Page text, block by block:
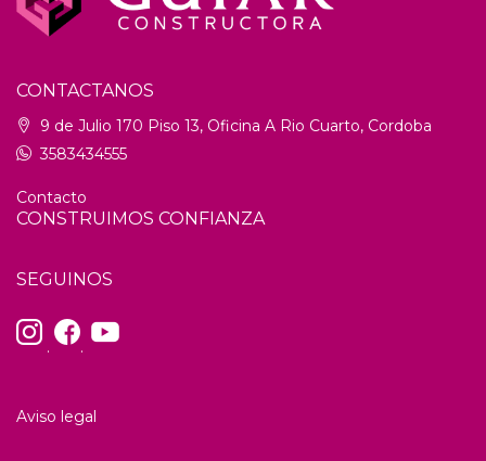
CONTACTANOS
9 de Julio 170 Piso 13, Oficina A Rio Cuarto, Cordoba
3583434555
Contacto
CONSTRUIMOS CONFIANZA
SEGUINOS
. .
Aviso legal